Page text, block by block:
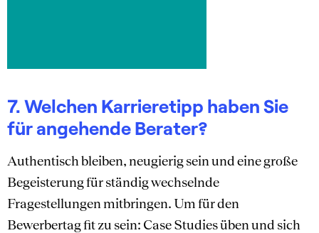
7. Welchen Karrieretipp haben Sie
für angehende Berater?
Authentisch bleiben, neugierig sein und eine große
Begeisterung für ständig wechselnde
Fragestellungen mitbringen. Um für den
Bewerbertag fit zu sein: Case Studies üben und sich